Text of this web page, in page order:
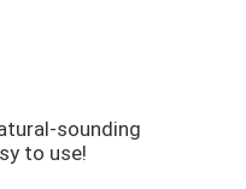
sounding
to use!